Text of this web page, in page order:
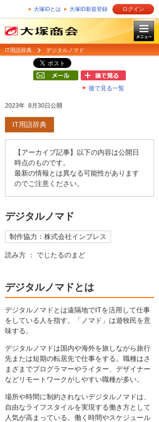
大塚IDとは 大塚ID新規登録 ログイン
IT用語辞典 デジタルノマド
後で見る一覧
2023年 8月30日公開
IT用語辞典
【アーカイブ記事】以下の内容は公開日
時点のものです。
最新の情報とは異なる可能性があります
のでご注意ください。
デジタルノマド
制作協力：株式会社インプレス
読み方 ： でじたるのまど
デジタルノマドとは
デジタルノマドとは遠隔地でITを活用して仕事
をしている人を指す。「ノマド」は遊牧民を意
味する。
デジタルノマドは国内や海外を旅しながら旅行
先または短期の転居先で仕事をする。職種はさ
まざまでプログラマーやライター、デザイナー
などリモートワークがしやすい職種が多い。
場所や時間に制約されないデジタルノマドは、
自由なライフスタイルを実現する働き方として
人気が高まっている。働く時間やスケジュール